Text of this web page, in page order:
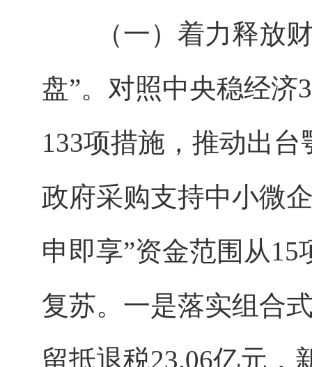
（一）着力释放财
盘”。对照中央稳经济
133项措施，推动出
政府采购支持中小微
申即享”资金范围从
复苏。一是落实组合
留抵退税23.06亿元，